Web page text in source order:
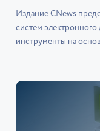
Издание CNews
систем
инструменты на